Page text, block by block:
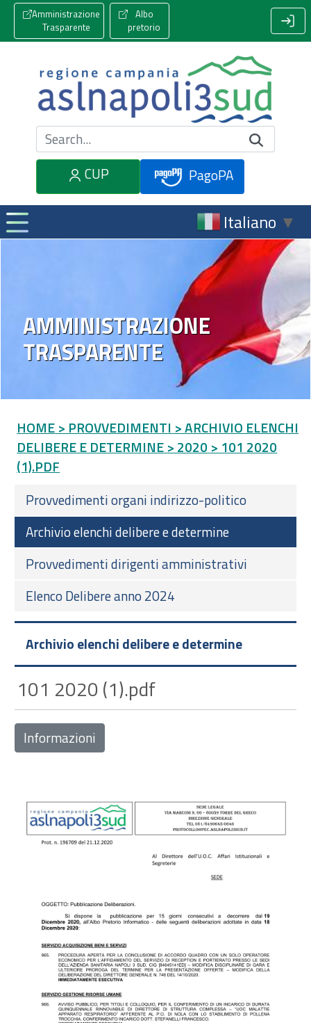
Amministrazione
Trasparente
Albo
pretorio
Cerca nel sito
CUP
PagoPA
Italiano ▼
AMMINISTRAZIONE
TRASPARENTE
HOME > PROVVEDIMENTI > ARCHIVIO ELENCHI
DELIBERE E DETERMINE > 2020 > 101 2020
(1).PDF
Provvedimenti organi indirizzo-politico
Archivio elenchi delibere e determine
Provvedimenti dirigenti amministrativi
Elenco Delibere anno 2024
Archivio elenchi delibere e determine
101 2020 (1).pdf
Informazioni